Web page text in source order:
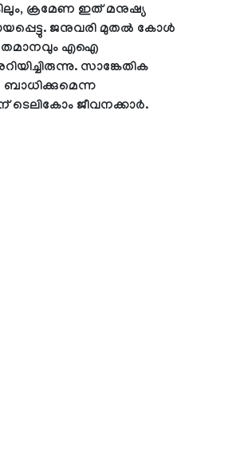
ക്രമേണ ഇത് മനുഷ്യ
ജനുവരി മുതൽ കോൾ
ശതമാനവും എഐ
സാങ്കേതിക
ബാധിക്കുമെന്ന
ജീവനക്കാർ.